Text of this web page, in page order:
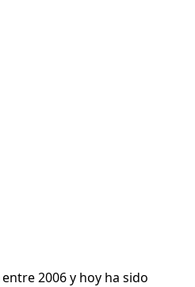
2006 y hoy ha sido